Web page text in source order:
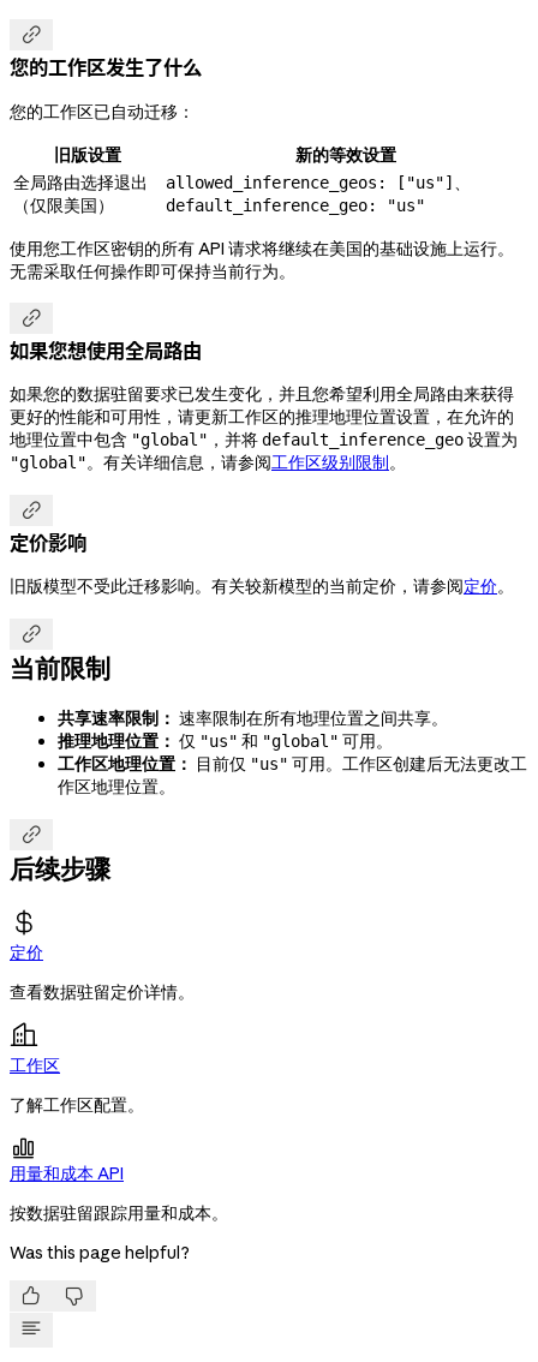

您的工作区发生了什么
您的工作区已自动迁移：
旧版设置
新的等效设置
全局路由选择退出
（仅限美国）
allowed_inference_geos: ["us"]
default_inference_geo: "us"
使用您工作区密钥的所有 API 请求将继续在美国的基础设施上运行。
无需采取任何操作即可保持当前行为。

如果您想使用全局路由
如果您的数据驻留要求已发生变化，并且您希望利用全局路由来获得
更好的性能和可用性，请更新工作区的推理地理位置设置，在允许的
地理位置中包含 "global" ，并将default_inference_geo设置为
"global"。有关详细信息，请参阅工作区级别限制 。

定价影响
旧版模型不受此迁移影响。有关较新模型的当前定价，请参阅定价。

当前限制
共享速率限制： 速率限制在所有地理位置之间共享。
推理地理位置： 仅 "us" 和 "global" 可用。
工作区地理位置： 目前仅 "us" 可用。工作区创建后无法更改工
作区地理位置。

后续步骤
定价
查看数据驻留定价详情。
工作区
了解工作区配置。

用量和成本 API
按数据驻留跟踪用量和成本。
Was this page helpful?
 